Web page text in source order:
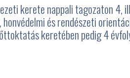
kerete nappali tagozaton 4,
és rendészeti
keretében pedig 4